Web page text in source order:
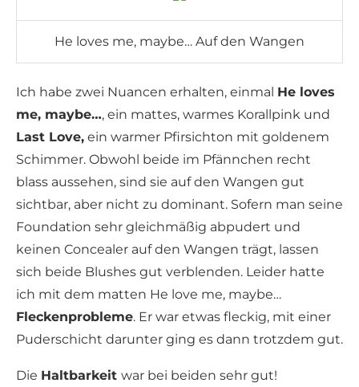
He loves me, maybe… Auf den Wangen
Ich habe zwei Nuancen erhalten, einmal He loves
me, maybe…, ein mattes, warmes Korallpink und
Last Love, ein warmer Pfirsichton mit goldenem
Schimmer. Obwohl beide im Pfännchen recht
blass aussehen, sind sie auf den Wangen gut
sichtbar, aber nicht zu dominant. Sofern man seine
Foundation sehr gleichmäßig abpudert und
keinen Concealer auf den Wangen trägt, lassen
sich beide Blushes gut verblenden. Leider hatte
ich mit dem matten He love me, maybe…
Fleckenprobleme. Er war etwas fleckig, mit einer
Puderschicht darunter ging es dann trotzdem gut.
Die Haltbarkeit war bei beiden sehr gut!